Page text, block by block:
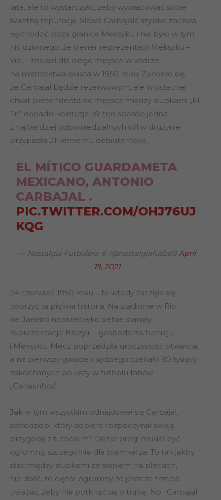
lata, ale to wystarczyło, żeby wypracować sobie
świetną reputację. Sława Carbajala szybko zaczęła
wychodzić poza granice Meksyku i nie było w tym
nic dziwnego, że trener reprezentacji Meksyku –
Vial – znalazł dla niego miejsce w kadrze
na mistrzostwa świata w 1950 roku. Zanosiło się,
że Carbajal będzie rezerwowym, ale w ostatniej
chwili pretendenta do miejsca między słupkami „El
Tri” dopadła kontuzja. W ten sposób jedna
z najbardziej odpowiedzialnych ról w drużynie
przypadła 21-letniemu debiutantowi.
EL MÍTICO GUARDAMETA
MEXICANO, ANTONIO
CARBAJAL .
PIC.TWITTER.COM/OHJ76UJ
KQG
— Nostalgia Futbolera ® (@nostalgiafutbo1) April
19, 2021
24 czerwiec 1950 roku – to wtedy zaczęła się
tworzyć ta piękna historia. Na stadionie w Rio
de Janeiro naprzeciwko siebie stanęły
reprezentacje Brazylii – gospodarza turnieju –
i Meksyku. Mecz poprzedziła uroczystość otwarcia,
a na pierwszy gwizdek sędziego czekało 80 tysięcy
zakochanych po uszy w futbolu fanów
„Canarinhos”.
Jak w tym wszystkim odnajdował się Carbajal,
żółtodziób, który dopiero rozpoczynał swoją
przygodę z futbolem? Ciężar presji musiał być
ogromny, szczególnie dla bramkarza. To tak jakby
stać między słupkami ze słoniem na plecach,
nie dość, że ciężar ogromny, to jeszcze trzeba
uważać, żeby nie potknąć się o trąbę. No i Carbajal